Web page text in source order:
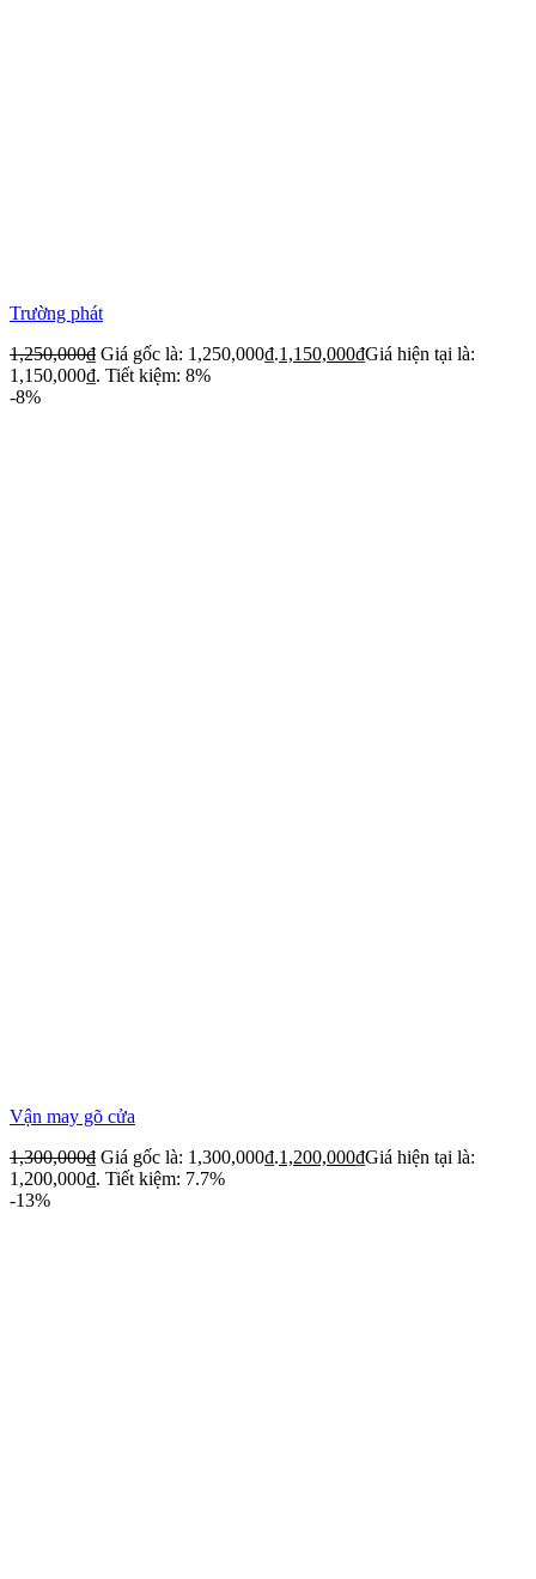
Trường phát
1,250,000₫ Giá gốc là: 1,250,000₫.1,150,000₫Giá hiện tại là:
1,150,000₫. Tiết kiệm: 8%
-8%
Vận may gõ cửa
1,300,000₫ Giá gốc là: 1,300,000₫.1,200,000₫Giá hiện tại là:
1,200,000₫. Tiết kiệm: 7.7%
-13%